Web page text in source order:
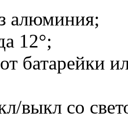
алюминия;
12°;
батарейки
выкл со